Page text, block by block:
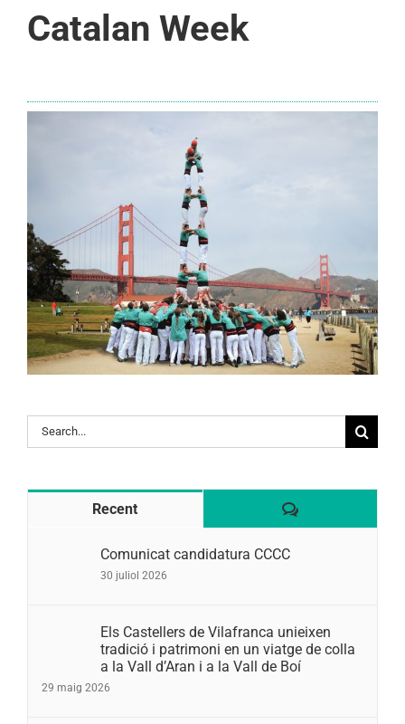
Catalan Week
Search
for:
Recent Comentaris
Comunicat candidatura CCCC
30 juliol 2026
Els Castellers de Vilafranca unieixen
tradició i patrimoni en un viatge de colla
a la Vall d’Aran i a la Vall de Boí
29 maig 2026